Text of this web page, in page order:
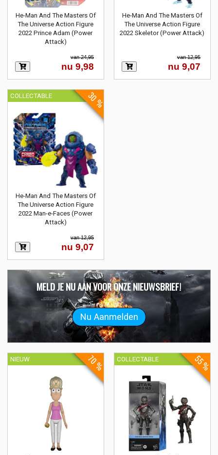
He-Man And The Masters Of
The Universe Action Figure
2022 Prince Adam (Power
Attack)
van 24,95
nu 9,98
He-Man And The Masters Of
The Universe Action Figure
2022 Skeletor (Power Attack)
van 12,95
nu 9,07
COLLECTABLE
He-Man And The Masters Of
The Universe Action Figure
2022 Man-e-Faces (Power
Attack)
30 %
van 12,95
nu 9,07
NIEUW 70 % COLLECTABLE 55 %
MELD JE NU AAN VOOR ONZE NIEUWSBRIEF!